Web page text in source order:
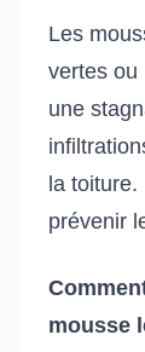
Les
vertes ou
une
la
prévenir
mousse